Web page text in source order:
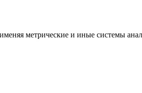
метрические и иные системы